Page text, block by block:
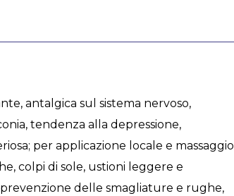
antalgica sul sistema nervoso,
tendenza alla depressione,
per applicazione locale e massaggio
colpi di sole, ustioni leggere e
delle smagliature e rughe,